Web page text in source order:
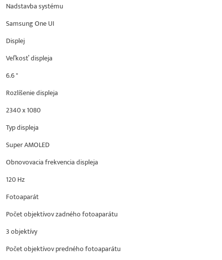
Nadstavba systému
Samsung One UI
Displej
Veľkosť displeja
6.6 "
Rozlíšenie displeja
2340 x 1080
Typ displeja
Super AMOLED
Obnovovacia frekvencia displeja
120 Hz
Fotoaparát
Počet objektívov zadného fotoaparátu
3 objektívy
Počet objektívov predného fotoaparátu